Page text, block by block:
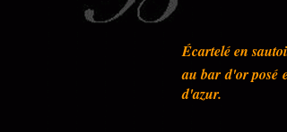
Écartelé en
au bar d'or posé
d'azur.